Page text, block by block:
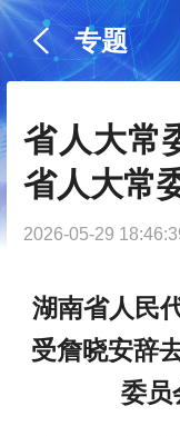
专题
省人大常
省人大常
2026-05-29
湖南省人民
受詹晓安辞
委员